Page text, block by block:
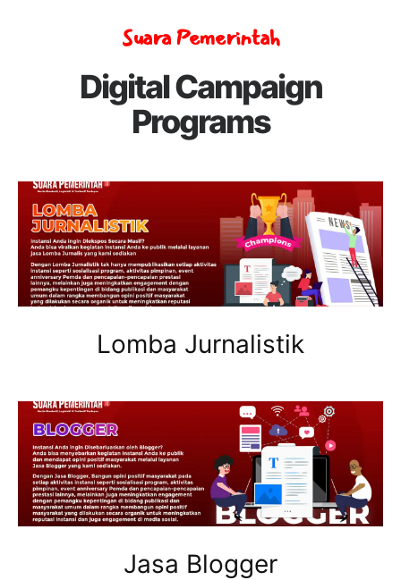
Suara Pemerintah
Digital Campaign
Programs
Lomba Jurnalistik
Jasa Blogger